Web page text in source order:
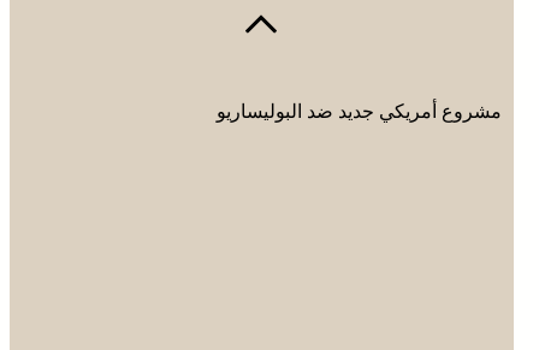
مشروع أمريكي جديد ضد البوليساريو